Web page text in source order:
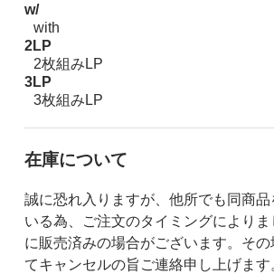
w/
with
2LP
2枚組みLP
3LP
3枚組みLP
在庫について
誠に恐れ入りますが、他所でも同商品
いる為、ご注文のタイミングにより
に販売済みの場合がございます。そ
てキャンセルの旨ご連絡申し上げます